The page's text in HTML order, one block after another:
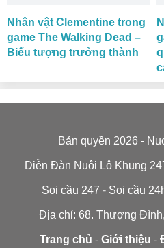
Nhân vật Clementine trong
game The Walking Dead –
Biểu tượng trưởng thành
Bản quyền 2026 -
Diễn Đàn Nuôi Lô Khung
Soi cầu 247 - Soi cầu
Địa chỉ: 68. Thượng
Trang chủ - Giới thiệu -